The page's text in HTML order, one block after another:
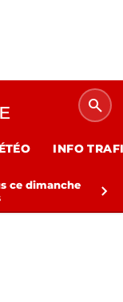
search
INFO
ce dimanche
chevron_right